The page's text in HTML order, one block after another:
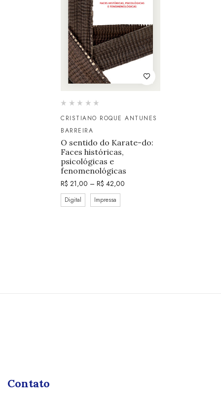
CRISTIANO ROQUE ANTUNES
BARREIRA
O sentido do Karate-do:
Faces históricas,
psicológicas e
fenomenológicas
R$ 21,00 – R$ 42,00
Digital Impressa
Contato